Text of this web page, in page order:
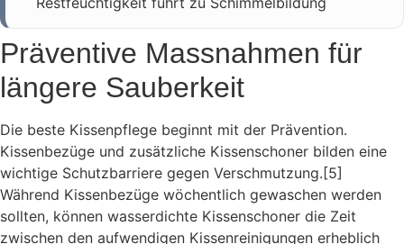
Präventive Massnahmen für
längere Sauberkeit
Die beste Kissenpflege beginnt mit der Prävention.
Kissenbezüge und zusätzliche Kissenschoner bilden eine
wichtige Schutzbarriere gegen Verschmutzung.[5]
Während Kissenbezüge wöchentlich gewaschen werden
sollten, können wasserdichte Kissenschoner die Zeit
zwischen den aufwendigen Kissenreinigungen erheblich